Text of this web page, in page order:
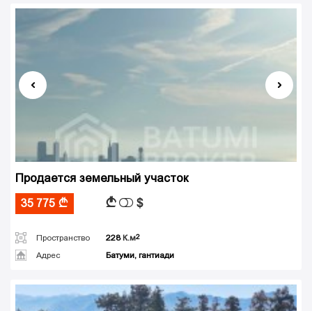
Продается земельный участок
35 775 A A $
Пространство 228 К.м
Адрес
Батуми, гантиади